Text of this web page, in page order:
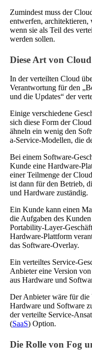
Zumindest muss der
entwerfen, architektieren,
wenn sie als Teil des
werden sollen.
Diese Art von
In der verteilten Cloud
Verantwortung für den
und die Updates“ der
Einige verschiedene
sich diese Form der
ähneln ein wenig den
a-Service-Modellen, die
Bei einem Software-
Kunde eine Hardware-
einer Teilmenge der
ist dann für den Betrieb,
und Hardware zuständig.
Ein Kunde kann einen
die Aufgaben des
Portability-Layer-
Hardware-Plattform
das Software-Overlay.
Ein verteiltes Service-
Anbieter eine Version
aus Hardware und
Der Anbieter wäre für
Hardware und Software
der verteilte Service-
(SaaS) Option.
Die Rolle von Fog